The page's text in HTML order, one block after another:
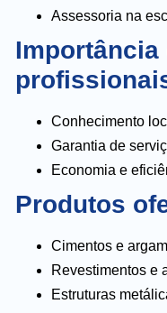
Assessoria na
Conhecimento
Garantia de
Economia e
Produtos
Cimentos e
Revestimentos e
Estruturas